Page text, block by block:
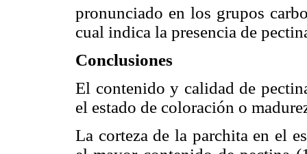
pronunciado en los grupos
cual indica la presencia de
Conclusiones
El contenido y calidad de
el estado de coloración o
La corteza de la parchita en el